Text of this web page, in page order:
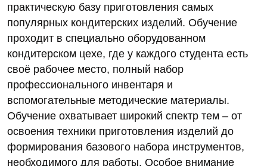
практическую базу приготовления самых
популярных кондитерских изделий. Обучение
проходит в специально оборудованном
кондитерском цехе, где у каждого студента есть
своё рабочее место, полный набор
профессионального инвентаря и
вспомогательные методические материалы.
Обучение охватывает широкий спектр тем – от
освоения техники приготовления изделий до
формирования базового набора инструментов,
необходимого для работы. Особое внимание